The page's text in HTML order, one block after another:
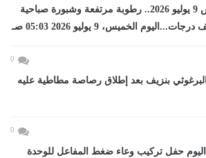
طقس الخميس 9 يوليو 2026.. رطوبة مرتفعة وشبورة صباحية
الخميس، 9 يوليو 2026 05:03 صـ
0
بنزيف بعد إطلاق رصاصة مطاطية عليه
0
حفل تركيب وعاء ضغط المفاعل للوحدة